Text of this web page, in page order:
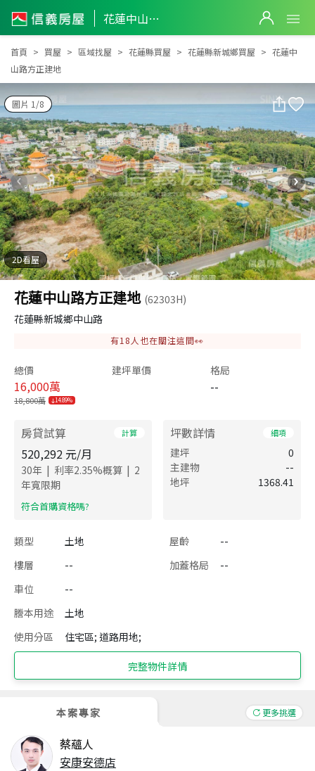
花蓮中山路方正建地
花蓮中山路方正建地
首頁 買屋 區域找屋 花蓮縣買屋 花蓮縣新城鄉買屋
花蓮中
山路方正建地
圖片 1/8
2D看屋
花蓮中山路方正建地 (62303H)
花蓮縣新城鄉中山路
有18 人也在關注這間👀
總價
16,000萬
18,800萬 14.89%
建坪單價 格局
--
房貸試算 計算
520,292 元/月
30年 | 利率2.35%概算 | 2
年寬限期
​符合首購資格嗎?
坪數詳情 細項
建坪
0
主建物
--
地坪
1368.41
類型 土地 屋齡
--
樓層
-- 加蓋格局
--
車位
--
謄本用途
土地
使用分區
住宅區; 道路用地;
完整物件詳情
本案專家 更多挑選
蔡蘊人
安康安德店